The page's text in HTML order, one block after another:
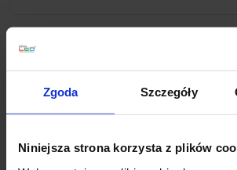
Zgoda Szczegóły
Niniejsza strona korzysta z plików
Nowoczesna oprawa sufitowa
przeznaczone do zastosowań